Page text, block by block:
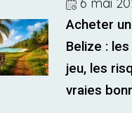
Acheter
Belize :
jeu, les
vraies